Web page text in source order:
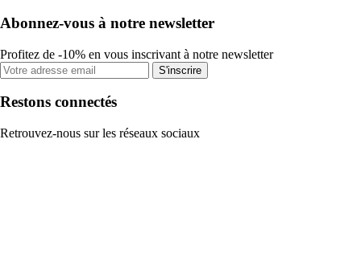
Abonnez-vous à notre newsletter
Profitez de -10% en vous inscrivant à notre newsletter
S'inscrire
Restons connectés
Retrouvez-nous sur les réseaux sociaux